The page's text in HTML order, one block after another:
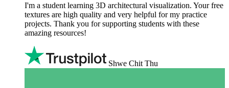
I'm a student learning 3D architectural visualization. Your free
textures are high quality and very helpful for my practice
projects. Thank you for supporting students with these
amazing resources!
Shwe Chit Thu